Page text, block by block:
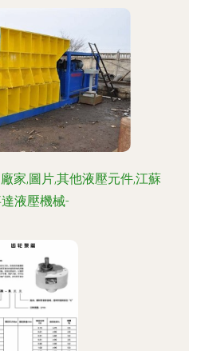
家,圖片,其他液壓元件,江蘇
液壓機械-